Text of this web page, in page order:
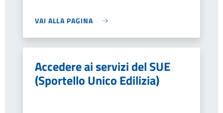
VAI ALLA PAGINA
Accedere ai servizi del SUE
(Sportello Unico Edilizia)